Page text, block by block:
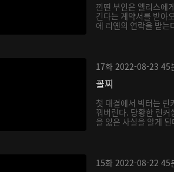
낀띤 부인은 엘리스에
긴다는 계약서를 받아
에 리옌의 연락을 받는
17화 2022-08-23 45
꼴찌
첫 대결에서 빅터는 린
꿔버린다. 당황한 린커
을 잃은 사실을 알게
15화 2022-08-22 45